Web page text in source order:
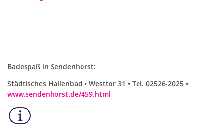
Badespaß in Sendenhorst:
Städtisches Hallenbad • Westtor 31 • Tel. 02526-2025 •
www.sendenhorst.de/459.html